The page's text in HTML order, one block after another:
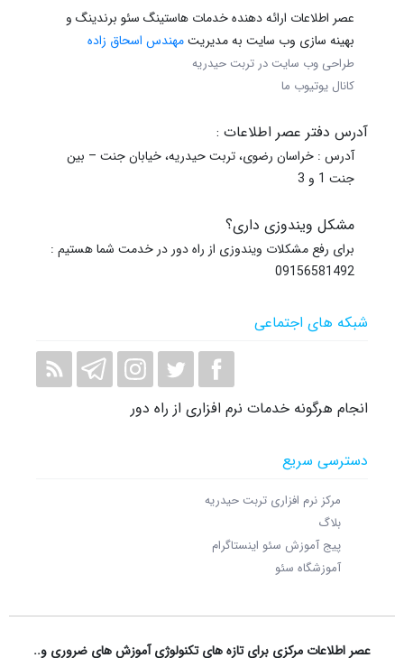
عصر اطلاعات ارائه دهنده خدمات هاستینگ سئو برندینگ و
بهینه سازی وب سایت به مدیریتمهندس اسحاق زاده
طراحی وب سایت در تربت حیدریه
کانال یوتیوب ما
آدرس دفتر عصر اطلاعات :
آدرس : خراسان رضوی، تربت حیدریه، خیابان جنت – بین
جنت 1 و 3
مشکل ویندوزی داری؟
برای رفع مشکلات ویندوزی از راه دور در خدمت شما هستیم :
09156581492
شبکه های اجتماعی
انجام هرگونه خدمات نرم افزاری از راه دور
دسترسی سریع
مرکز نرم افزاری تربت حیدریه
بلاگ
پیج آموزش سئو اینستاگرام
آموزشگاه سئو
عصر اطلاعات مرکزی برای تازه های تکنولوژی آموزش های ضروری و..